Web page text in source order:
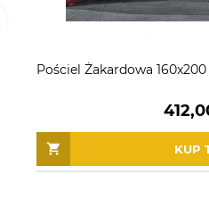
Pościel Żakardowa
KUP